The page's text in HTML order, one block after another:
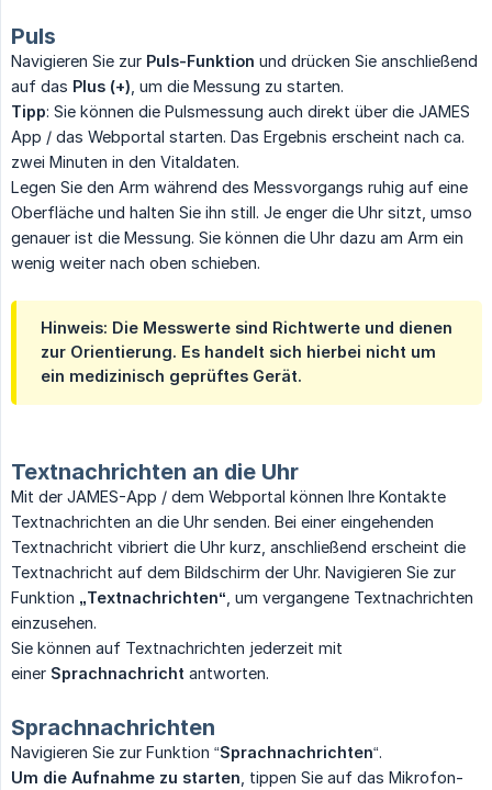
Puls
Navigieren Sie zur Puls-Funktion und drücken Sie anschließend
auf das Plus (+) , um die Messung zu starten.
Tipp: Sie können die Pulsmessung auch direkt über die JAMES
App / das Webportal starten. Das Ergebnis erscheint nach ca.
zwei Minuten in den Vitaldaten.
Legen Sie den Arm während des Messvorgangs ruhig auf eine
Oberfläche und halten Sie ihn still. Je enger die Uhr sitzt, umso
genauer ist die Messung. Sie können die Uhr dazu am Arm ein
wenig weiter nach oben schieben.
Hinweis: Die Messwerte sind Richtwerte und dienen
zur Orientierung. Es handelt sich hierbei nicht um
ein medizinisch geprüftes Gerät.
Textnachrichten an die Uhr
Mit der JAMES-App / dem Webportal können Ihre Kontakte
Textnachrichten an die Uhr senden. Bei einer eingehenden
Textnachricht vibriert die Uhr kurz, anschließend erscheint die
Textnachricht auf dem Bildschirm der Uhr. Navigieren Sie zur
Funktion „Textnachrichten“ , um vergangene Textnachrichten
einzusehen.
Sie können auf Textnachrichten jederzeit mit
einer Sprachnachricht antworten.
Sprachnachrichten
Navigieren Sie zur Funktion “Sprachnachrichten“.
Um die Aufnahme zu starten , tippen Sie auf das Mikrofon-